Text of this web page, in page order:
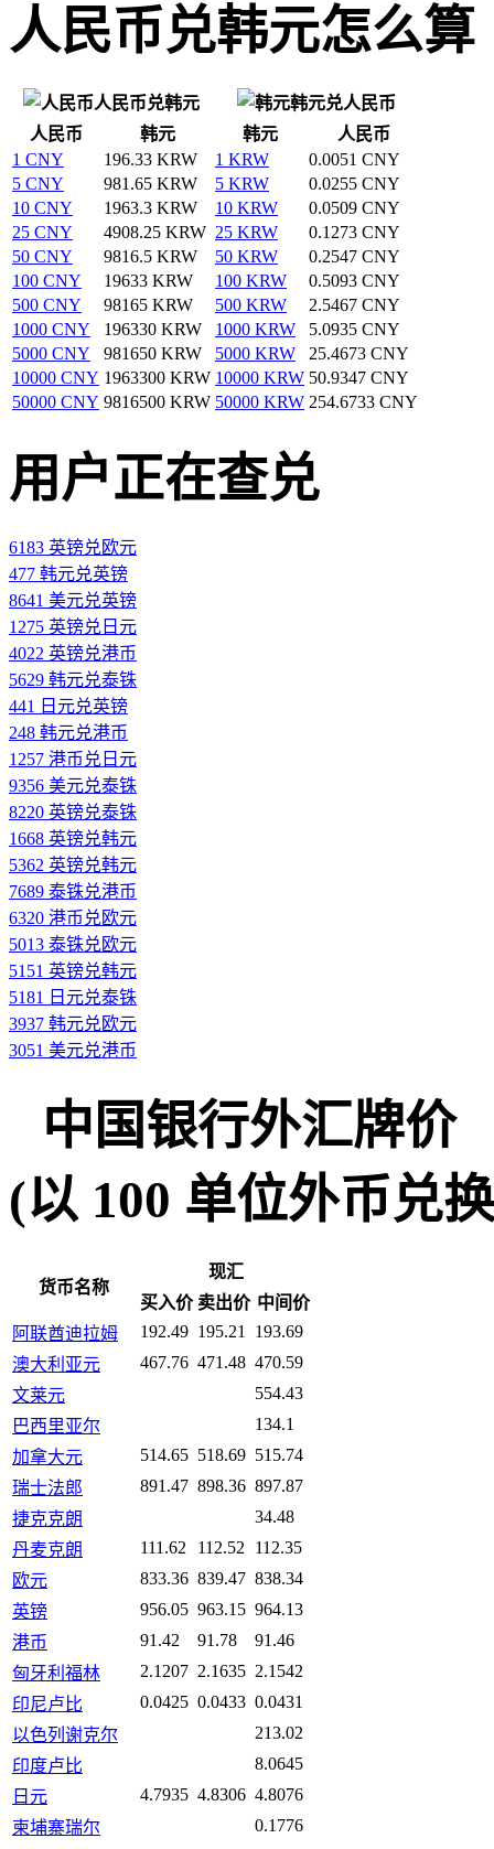
人民币兑韩元怎么算
人民币兑韩元
韩元兑人民币
人民币
韩元 韩元
人民币
1 CNY
196.33 KRW 1 KRW
0.0051 CNY
5 CNY
981.65 KRW 5 KRW
0.0255 CNY
10 CNY
1963.3 KRW 10 KRW
0.0509 CNY
25 CNY
4908.25 KRW 25 KRW
0.1273 CNY
50 CNY
9816.5 KRW 50 KRW
0.2547 CNY
100 CNY
19633 KRW 100 KRW
0.5093 CNY
500 CNY
98165 KRW 500 KRW
2.5467 CNY
1000 CNY
196330 KRW 1000 KRW
5.0935 CNY
5000 CNY
981650 KRW 5000 KRW
25.4673 CNY
10000 CNY 1963300 KRW 10000 KRW 50.9347 CNY
50000 CNY 9816500 KRW 50000 KRW 254.6733 CNY
用户正在查兑
6183 英镑兑欧元
477 韩元兑英镑
8641 美元兑英镑
1275 英镑兑日元
4022 英镑兑港币
5629 韩元兑泰铢
441 日元兑英镑
248 韩元兑港币
1257 港币兑日元
9356 美元兑泰铢
8220 英镑兑泰铢
1668 英镑兑韩元
5362 英镑兑韩元
7689 泰铢兑港币
6320 港币兑欧元
5013 泰铢兑欧元
5151 英镑兑韩元
5181 日元兑泰铢
3937 韩元兑欧元
3051 美元兑港币
中国银行外汇牌价
(以 100 单位外币兑
货币名称
现汇
买入价 卖出价 中间价
阿联酋迪拉姆
192.49 195.21
193.69
澳大利亚元
467.76 471.48 470.59
文莱元
554.43
巴西里亚尔
134.1
加拿大元
514.65 518.69 515.74
瑞士法郎
891.47 898.36 897.87
捷克克朗
34.48
丹麦克朗
111.62 112.52
112.35
欧元
833.36 839.47 838.34
英镑
956.05 963.15 964.13
港币
91.42 91.78
91.46
匈牙利福林
2.1207 2.1635 2.1542
印尼卢比
0.0425 0.0433 0.0431
以色列谢克尔
213.02
印度卢比
8.0645
日元
4.7935 4.8306 4.8076
柬埔寨瑞尔
0.1776